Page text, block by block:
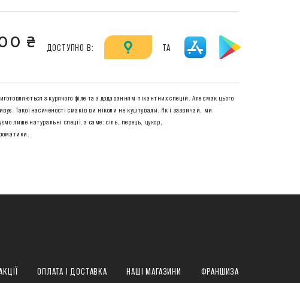
₴ ДОСТУПНО В: ТА
з курячого філе та з додаванням пікантних спецій. Але смак цього
Такої насиченості смаків ви ніколи не куштували. Як і зазвичай, ми
лише натуральні спеції, а саме: сіль, перець, цукор,
ОПЛАТА І ДОСТАВКА НАШІ МАГАЗИНИ ФРАНШИЗА